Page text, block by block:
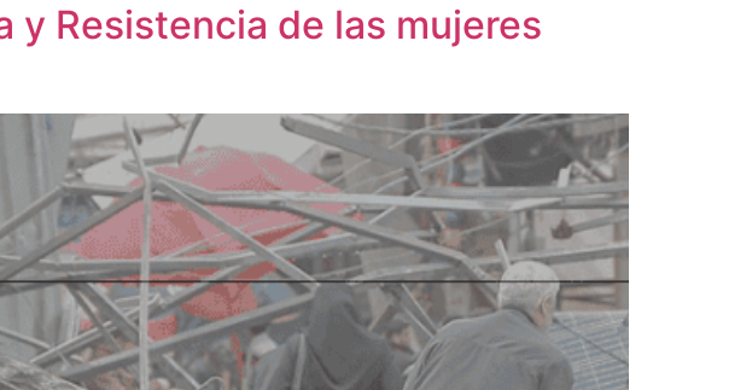
y Resistencia de las mujeres